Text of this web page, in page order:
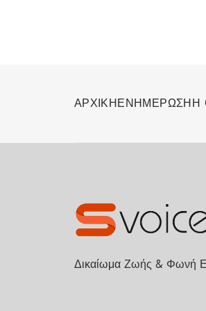
ΑΡΧΙΚΗΕΝΗΜΕΡΩΣΗΗ
Δικαίωμα Ζωής & Φωνή